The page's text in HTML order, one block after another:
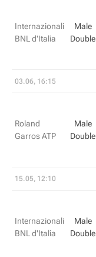
Internazionali
BNL d'Italia
Male
Double
03.06, 16:15
Roland
Garros ATP
Male
Double
15.05, 12:10
Internazionali
BNL d'Italia
Male
Double